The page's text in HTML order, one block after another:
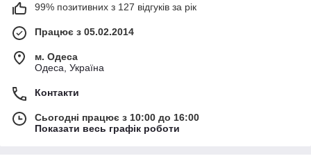
99% позитивних з 127 відгуків за рік
Працює з 05.02.2014
м. Одеса
Одеса, Україна
Контакти
Сьогодні працює з 10:00 до 16:00
Показати весь графік роботи